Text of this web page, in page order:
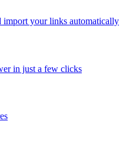
import your links automatically
in just a few clicks